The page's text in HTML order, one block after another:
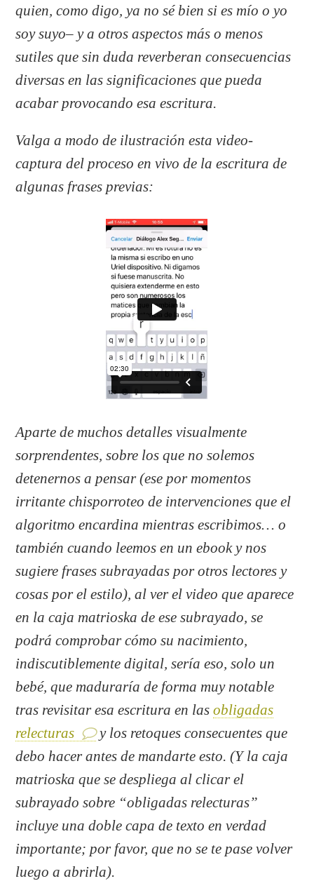
quien, como digo, ya no sé bien si es mío o yo
soy suyo– y a otros aspectos más o menos
sutiles que sin duda reverberan consecuencias
diversas en las significaciones que pueda
acabar provocando esa escritura.
Valga a modo de ilustración esta video-
captura del proceso en vivo de la escritura de
algunas frases previas:
Aparte de muchos detalles visualmente
sorprendentes, sobre los que no solemos
detenernos a pensar (ese por momentos
irritante chisporroteo de intervenciones que el
algoritmo encardina mientras escribimos… o
también cuando leemos en un ebook y nos
sugiere frases subrayadas por otros lectores y
cosas por el estilo), al ver el video que aparece
en la caja matrioska de ese subrayado, se
podrá comprobar cómo su nacimiento,
indiscutiblemente digital, sería eso, solo un
bebé, que maduraría de forma muy notable
tras revisitar esa escritura en lasobligadas
relecturas
y los retoques consecuentes que
debo hacer antes de mandarte esto.(Y la caja
matrioska que se despliega al clicar el
subrayado sobre “obligadas relecturas”
incluye una doble capa de texto en verdad
importante; por favor, que no se te pase volver
luego a abrirla).